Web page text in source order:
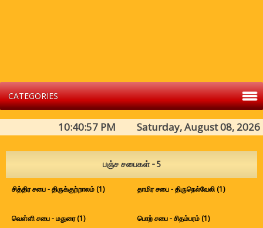
CATEGORIES
10:40:57 PM Saturday, August 08, 2026
பஞ்ச சபைகள் - 5
சித்திர சபை - திருக்குற்றாலம் (1) தாமிர சபை - திருநெல்வேலி (1)
வெள்ளி சபை - மதுரை (1) பொற் சபை - சிதம்பரம் (1)